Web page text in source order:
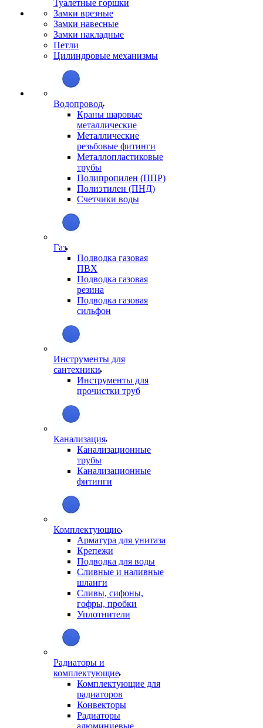
Туалетные горшки
Замки врезные
Замки навесные
Замки накладные
Петли
Цилиндровые механизмы
Водопровод
Краны шаровые
металлические
Металлические
резьбовые фитинги
Металлопластиковые
трубы
Полипропилен (ППР)
Полиэтилен (ПНД)
Счетчики воды
Газ
Подводка газовая
ПВХ
Подводка газовая
резина
Подводка газовая
сильфон
Инструменты для
сантехники
Инструменты для
прочистки труб
Канализация
Канализационные
трубы
Канализационные
фитинги
Комплектующие
Арматура для унитаза
Крепежи
Подводка для воды
Сливные и наливные
шланги
Сливы, сифоны,
гофры, пробки
Уплотнители
Радиаторы и
комплектующие
Комплектующие для
радиаторов
Конвекторы
Радиаторы
алюминиевые